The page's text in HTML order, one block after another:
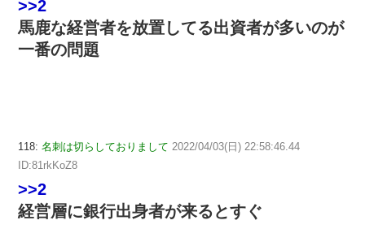
>>2
馬鹿な経営者を放置してる出資者が多いのが
一番の問題
118: 名刺は切らしておりまして 2022/04/03(日) 22:58:46.44
ID:81rkKoZ8
>>2
経営層に銀行出身者が来るとすぐ